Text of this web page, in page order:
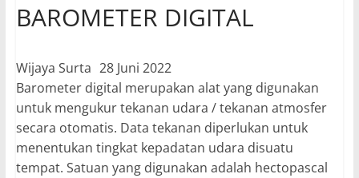
BAROMETER DIGITAL
Wijaya Surta 28 Juni 2022
Barometer digital merupakan alat yang digunakan
untuk mengukur tekanan udara / tekanan atmosfer
secara otomatis. Data tekanan diperlukan untuk
menentukan tingkat kepadatan udara disuatu
tempat. Satuan yang digunakan adalah hectopascal